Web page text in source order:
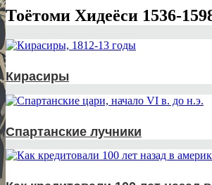
Тоётоми Хидеёси 1536-
Кирасиры
Спартанские лучники